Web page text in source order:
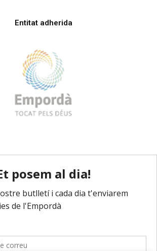
Entitat adherida